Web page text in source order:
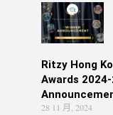
Ritzy Hong
Awards
28 11 月, 2024